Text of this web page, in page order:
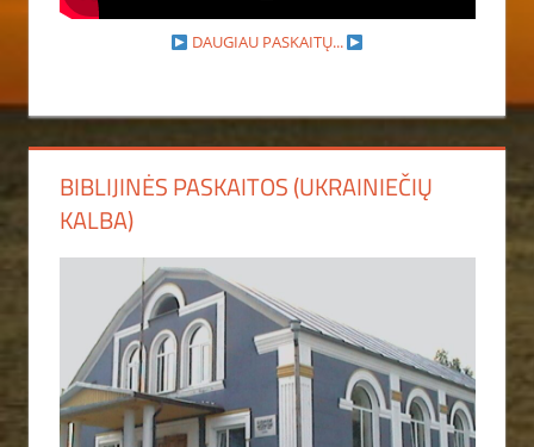
DAUGIAU PASKAITŲ...
BIBLIJINĖS PASKAITOS (UKRAINIEČIŲ
KALBA)